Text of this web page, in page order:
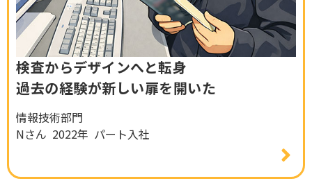
検査からデザインへと転身
過去の経験が新しい扉を開いた
情報技術部門
Nさん 2022年 パート入社